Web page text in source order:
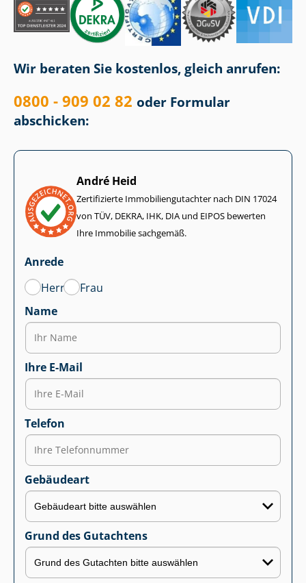
Wir beraten Sie kostenlos, gleich anrufen:
0800 - 909 02 82 oder Formular
abschicken:
André Heid
Zertifizierte Im­mo­bi­li­en­gut­ach­ter nach DIN 17024
von TÜV, DEKRA, IHK, DIA und EIPOS bewerten
Ihre Immobilie sachgemäß.
Anrede
Herr
Frau
Name
Ihre E-Mail
Telefon
Gebäudeart
Grund des Gutachtens